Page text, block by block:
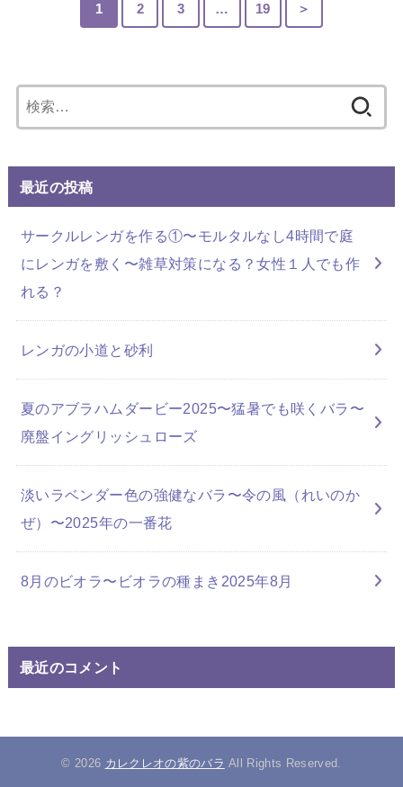
1 2 3 … 19 ＞
索:
最近の投稿
サークルレンガを作る①〜モルタルなし4時間で庭
にレンガを敷く〜雑草対策になる？女性１人でも作
れる？
レンガの小道と砂利
夏のアブラハムダービー2025〜猛暑でも咲くバラ〜
廃盤イングリッシュローズ
淡いラベンダー色の強健なバラ〜令の風（れいのか
ぜ）〜2025年の一番花
8月のビオラ〜ビオラの種まき2025年8月
最近のコメント
© 2026 カレクレオの紫のバラ All Rights Reserved.